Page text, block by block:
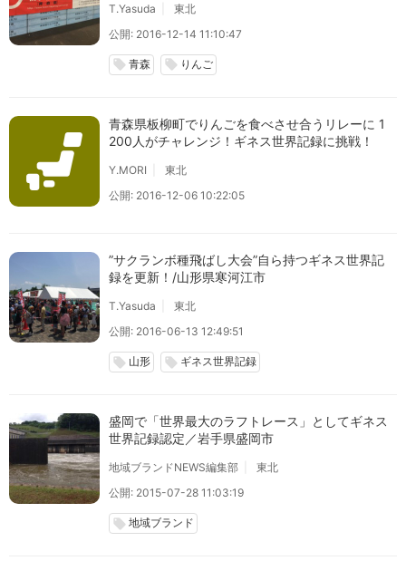
T.Yasuda
東北
公開: 2016-12-14 11:10:47
local_offer 青森 local_offer りんご
青森県板柳町でりんごを食べさせ合うリレーに 1
200人がチャレンジ！ギネス世界記録に挑戦！
Y.MORI
東北
公開: 2016-12-06 10:22:05
”サクランボ種飛ばし大会”自ら持つギネス世界記
録を更新！/山形県寒河江市
T.Yasuda
東北
公開: 2016-06-13 12:49:51
local_offer 山形 local_offer ギネス世界記録
盛岡で「世界最大のラフトレース」としてギネス
世界記録認定／岩手県盛岡市
地域ブランドNEWS編集部
東北
公開: 2015-07-28 11:03:19
local_offer 地域ブランド